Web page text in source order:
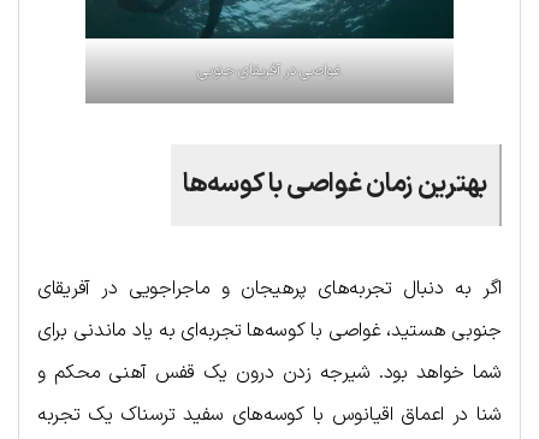
غواصی در آفریقای جنوبی
بهترین زمان غواصی با کوسه‌ها
اگر به دنبال تجربه‌های پرهیجان و ماجراجویی در آفریقای
جنوبی هستید، غواصی با کوسه‌ها تجربه‌ای به یاد ماندنی برای
شما خواهد بود. شیرجه زدن درون یک قفس آهنی محکم و
شنا در اعماق اقیانوس با کوسه‌های سفید ترسناک یک تجربه